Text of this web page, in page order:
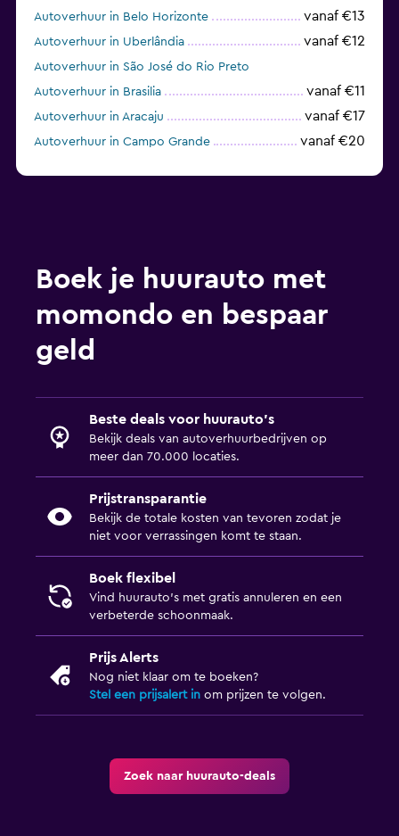
Autoverhuur in Belo Horizonte vanaf €13
Autoverhuur in Uberlândia vanaf €12
Autoverhuur in São José do Rio Preto
Autoverhuur in Brasilia
vanaf €11
Autoverhuur in Aracaju vanaf €17
Autoverhuur in Campo Grande vanaf €20
Boek je huurauto met
momondo en bespaar
geld
Beste deals voor huurauto's
Bekijk deals van autoverhuurbedrijven op
meer dan 70.000 locaties.
Prijstransparantie
Bekijk de totale kosten van tevoren zodat je
niet voor verrassingen komt te staan.
Boek flexibel
Vind huurauto's met gratis annuleren en een
verbeterde schoonmaak.
Prijs Alerts
Nog niet klaar om te boeken?
Stel een prijsalert in om prijzen te volgen.
Zoek naar huurauto-deals